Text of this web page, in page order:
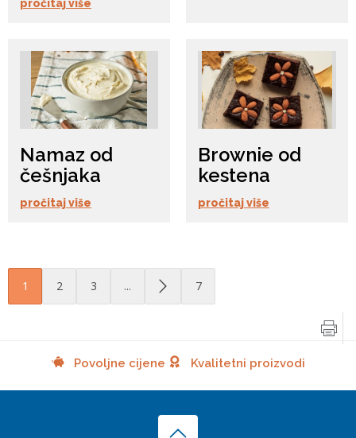
pročitaj više
Namaz od
češnjaka
pročitaj više
Brownie od
kestena
pročitaj više
1 2 3 ... 7
Povoljne cijene Kvalitetni proizvodi